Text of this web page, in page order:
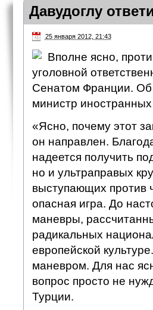
Давудоглу
25 января 2012, 21:43
Вполне ясно,
уголовной
Сенатом Франции. Об
министр
«Ясно, почему этот
он направлен.
надеется получить
но и ультраправых
выступающих против
опасная игра. До
маневры,
радикальных
европейской
маневром. Для нас
вопрос просто не
Турции.